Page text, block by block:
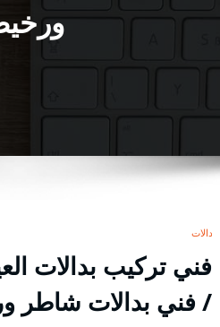
بدالات
/ فني بدالات شاطر